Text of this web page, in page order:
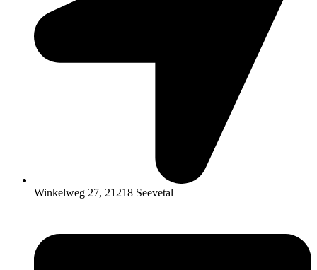
Winkelweg 27, 21218 Seevetal